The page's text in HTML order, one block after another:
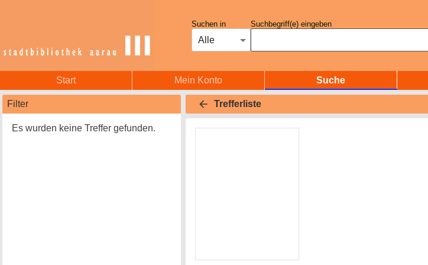
Suchen in
Alle
Suchbegriff(e) eingeben
Start Mein Konto Suche
Filter
Es wurden keine Treffer gefunden.
Trefferliste